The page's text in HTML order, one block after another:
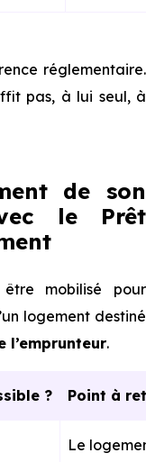
réglementaire.
pas, à lui seul, à
de son
le Prêt
mobilisé pour
logement destiné
l’emprunteur.
? Point à
Le